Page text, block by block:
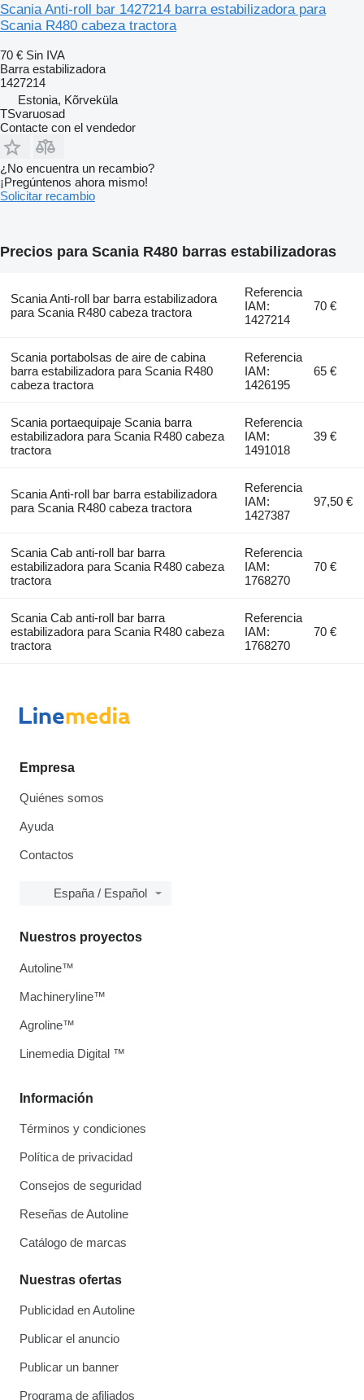
Scania Anti-roll bar 1427214 barra estabilizadora para
Scania R480 cabeza tractora
70 € Sin IVA
Barra estabilizadora
1427214
Estonia, Kõrveküla
TSvaruosad
Contacte con el vendedor
¿No encuentra un recambio?
¡Pregúntenos ahora mismo!
Solicitar recambio
Precios para Scania R480 barras estabilizadoras
Scania Anti-roll bar barra estabilizadora
para Scania R480 cabeza tractora
Referencia
IAM:
1427214
70 €
Scania portabolsas de aire de cabina
barra estabilizadora para Scania R480
cabeza tractora
Referencia
IAM:
1426195
65 €
Scania portaequipaje Scania barra
estabilizadora para Scania R480 cabeza
tractora
Referencia
IAM:
1491018
39 €
Scania Anti-roll bar barra estabilizadora
para Scania R480 cabeza tractora
Referencia
IAM:
1427387
97,50 €
Scania Cab anti-roll bar barra
estabilizadora para Scania R480 cabeza
tractora
Referencia
IAM:
1768270
70 €
Scania Cab anti-roll bar barra
estabilizadora para Scania R480 cabeza
tractora
Referencia
IAM:
1768270
70 €
Empresa
Quiénes somos
Ayuda
Contactos
España / Español
Información
Términos y condiciones
Política de privacidad
Consejos de seguridad
Reseñas de Autoline
Catálogo de marcas
Nuestras ofertas
Publicidad en Autoline
Publicar el anuncio
Publicar un banner
Programa de afiliados
Nuestros proyectos
Autoline™
Machineryline™
Agroline™
Linemedia Digital ™